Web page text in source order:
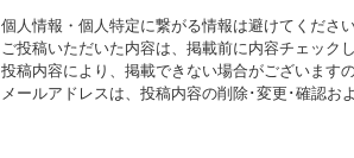
個人情報・個人特定に繋がる情報は避けてください
ご投稿いただいた内容は、掲載前に内容チェック
投稿内容により、掲載できない場合がございます
メールアドレスは、投稿内容の削除･変更･確認お